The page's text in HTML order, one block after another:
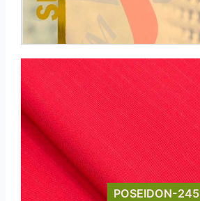
POSEIDON-245